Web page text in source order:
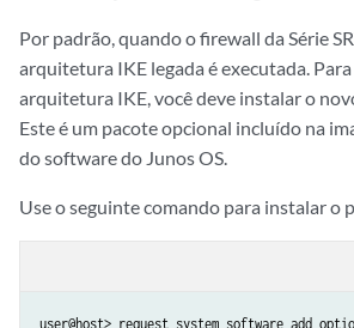
Por padrão, quando o firewall da Série
arquitetura IKE legada é executada.
arquitetura IKE, você deve instalar o
Este é um pacote opcional incluído na
do software do Junos OS.
Use o seguinte comando para instalar o
user@host> request system software add